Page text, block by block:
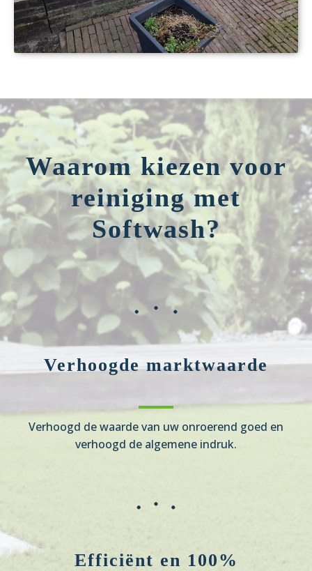
Waarom kiezen voor
reiniging met
Softwash?
Verhoogde marktwaarde
Verhoogd de waarde van uw onroerend goed en
verhoogd de algemene indruk.
Efficiënt en 100%